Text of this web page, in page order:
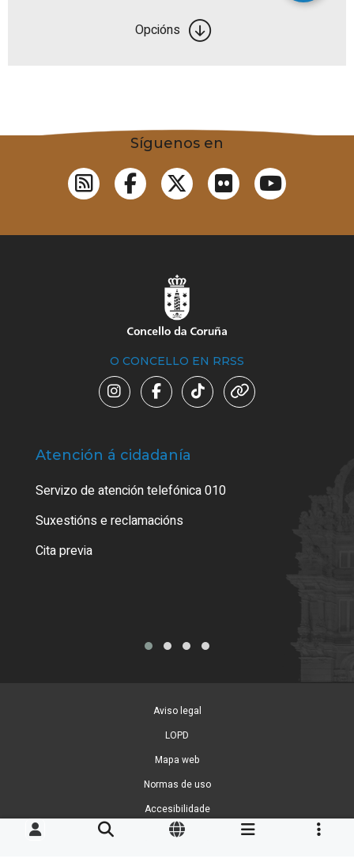
Opcións
Síguenos en
O CONCELLO EN RRSS
Atención á cidadanía
Servizo de atención telefónica 010
Suxestións e reclamacións
Cita previa
Aviso legal
LOPD
Mapa web
Normas de uso
Accesibilidade
Xestión de cookies